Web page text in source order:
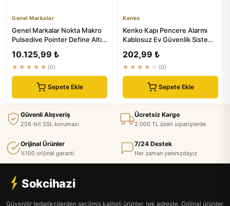
Genel Markalar
Genel Markalar Nokta Makro
Pulsedive Pointer Define Altın
10.125,99 ₺
★★★★★ (0)
Sepete Ekle
Kenko
Kenko Kapı Pencere Alarmı
Kablosuz Ev Güvenlik Sistemi
202,99 ₺
★★★★★ (0)
Sepete Ekle
Güvenli Alışveriş
256-bit SSL koruması
Ücretsiz Kargo
2.000 TL üzeri siparişlerde
Orijinal Ürünler
%100 orijinal garanti
7/24 Destek
Her zaman yanınızdayız
Sokcihazi
Güvenilir tedarikçilerden seçilmiş kaliteli ürünler, tek adreste. Orijinal ürünler,